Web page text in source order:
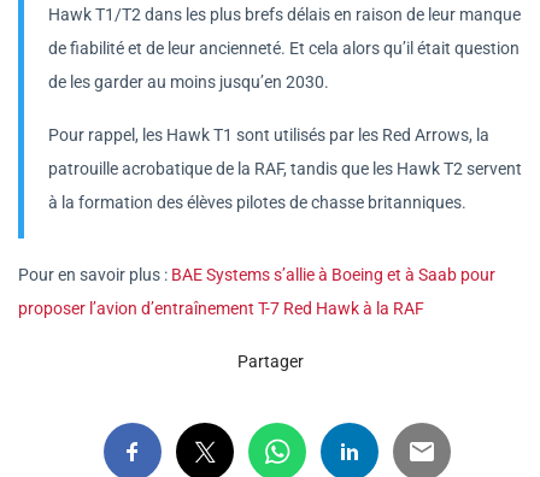
Hawk T1/T2 dans les plus brefs délais en raison de leur manque
de fiabilité et de leur ancienneté. Et cela alors qu’il était question
de les garder au moins jusqu’en 2030.
Pour rappel, les Hawk T1 sont utilisés par les Red Arrows, la
patrouille acrobatique de la RAF, tandis que les Hawk T2 servent
à la formation des élèves pilotes de chasse britanniques.
Pour en savoir plus : BAE Systems s’allie à Boeing et à Saab pour
proposer l’avion d’entraînement T-7 Red Hawk à la RAF
Partager